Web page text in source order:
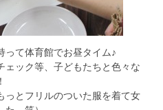
って体育館でお昼タイム♪
ェック等、子どもたちと色々な
っとフリルのついた服を着て女